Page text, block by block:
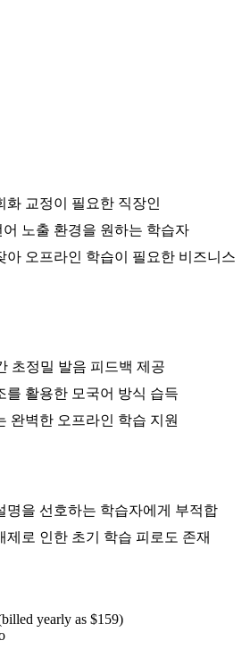
화 교정이 필요한 직장인
노출 환경을 원하는 학습자
아 오프라인 학습이 필요한 비즈니스
초정밀 발음 피드백 제공
를 활용한 모국어 방식 습득
완벽한 오프라인 학습 지원
명을 선호하는 학습자에게 부적합
제로 인한 초기 학습 피로도 존재
yearly as $159)